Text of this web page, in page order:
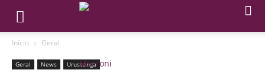
Início Geral
Geral News Urussanga